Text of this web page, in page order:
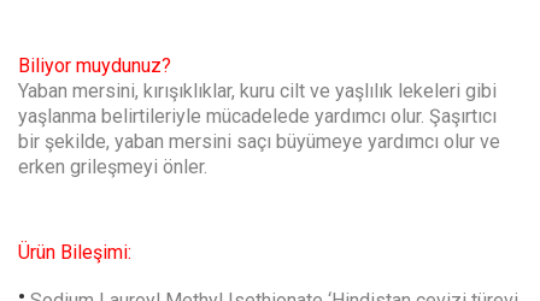
Biliyor muydunuz?
Yaban mersini, kırışıklıklar, kuru cilt ve yaşlılık lekeleri gibi
yaşlanma belirtileriyle mücadelede yardımcı olur. Şaşırtıcı
bir şekilde, yaban mersini saçı büyümeye yardımcı olur ve
erken grileşmeyi önler.
Ürün Bileşimi: